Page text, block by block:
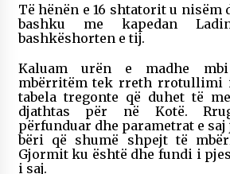
Të hënën e 16 shtatorit u nisëm
bashku me kapedan
bashkëshorten e tij.
Kaluam urën e madhe
mbërritëm tek rreth rrotullimi
tabela tregonte që duhet të
djathtas për në Kotë.
përfunduar dhe parametrat e saj
bëri që shumë shpejt të
Gjormit ku është dhe fundi i
i saj.